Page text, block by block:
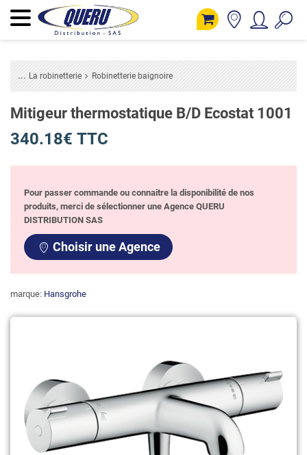
La robinetterie Robinetterie baignoire
Mitigeur thermostatique B/D Ecostat 1001
340.18€ TTC
Pour passer commande ou connaitre la disponibilité de nos
produits, merci de sélectionner une Agence QUERU
DISTRIBUTION SAS
Choisir une Agence
marque: Hansgrohe